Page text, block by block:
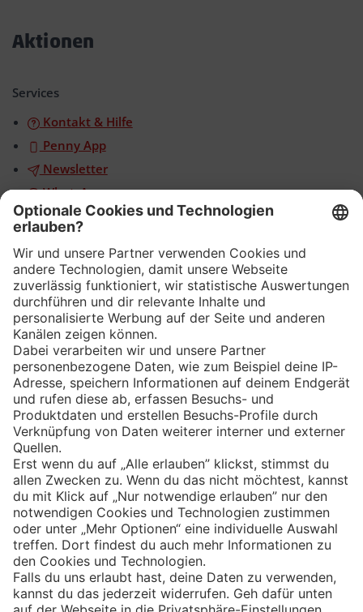
Aktionen
Services
Kontakt & Hilfe
Penny App
Newsletter
WhatsApp
App
Eishockey
Impressum